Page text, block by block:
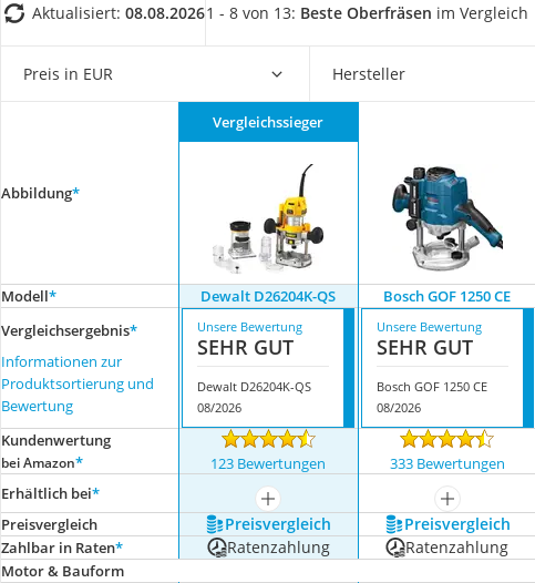
Winterharte Palmen
Gasdurchlauferhitzer
Aktualisiert: 08.08.20261 - 8 von 13: Beste Oberfräsen im Vergleich
Preis in EUR Hersteller
Abbildung*
Vergleichssieger
Modell* Dewalt D26204K-QS Bosch GOF 1250 CE
Vergleichsergebnis*
Informationen zur
Produktsortierung und
Bewertung
Unsere Bewertung
SEHR GUT
Dewalt D26204K-QS
08/2026
Unsere Bewertung
SEHR GUT
Bosch GOF 1250 CE
08/2026
Kundenwertung
bei Amazon* 123 Bewertungen 333 Bewertungen
Erhältlich bei*
mehr anzeigen mehr anzeigen
Preis­vergleich
Preis­vergleich Preis­vergleich
Zahlbar in Raten* Ratenzahlung Ratenzahlung
Motor & Bauform